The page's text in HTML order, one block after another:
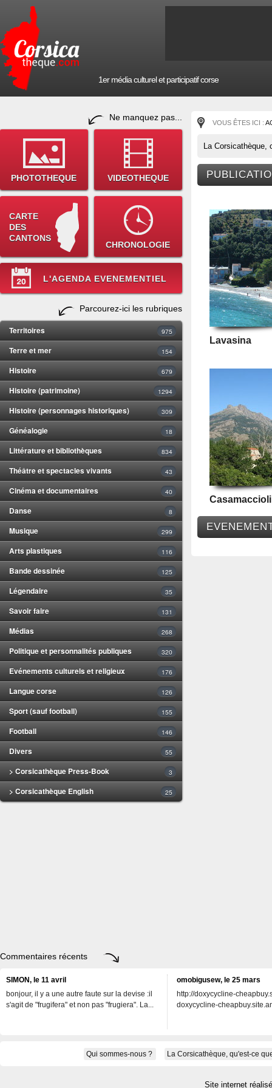
1er média culturel et participatif corse
Ne manquez pas...
PHOTOTHEQUE VIDEOTHEQUE
CARTE
DES
CANTONS
CHRONOLOGIE
L'AGENDA EVENEMENTIEL
Parcourez-ici les rubriques
Territoires 975
Terre et mer 154
Histoire 679
Histoire (patrimoine) 1294
Histoire (personnages historiques) 309
Généalogie 18
Littérature et bibliothèques 834
Théâtre et spectacles vivants 43
Cinéma et documentaires 40
Danse 8
Musique 299
Arts plastiques 116
Bande dessinée 125
Légendaire 35
Savoir faire 131
Médias 268
Politique et personnalités publiques 320
Evénements culturels et religieux 176
Langue corse 126
Sport (sauf football) 155
Football 146
Divers 55
> Corsicathèque Press-Book 3
> Corsicathèque English 25
VOUS ÊTES ICI :
La Corsicathèque,
Lavasina
Commentaires récents
SIMON, le 11 avril
bonjour, il y a une autre faute sur la devise :il
s'agit de "frugifera" et non pas "frugiera". La...
omobigusew, le 25 mars
http://doxycycline-
doxycycline-
Qui sommes-nous ? La Corsicathèque, qu'est-ce
Site internet